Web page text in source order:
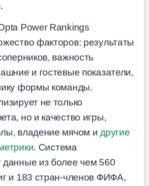
Power Rankings
факторов: результаты
важность
и гостевые показатели,
формы команды.
не только
но и качество игры,
владение мячом идругие
. Система
данные из более чем 560
и 183 стран-членов ФИФА,